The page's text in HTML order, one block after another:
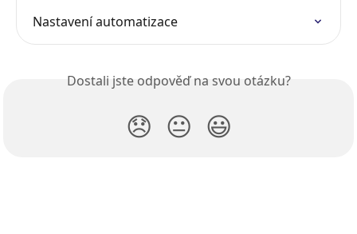
Nastavení automatizace
Dostali jste odpověď na svou otázku?
😞 😐 😃